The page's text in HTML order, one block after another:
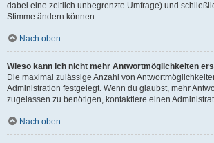
dabei eine zeitlich unbegrenzte Umfrage) und
Stimme ändern können.
Nach oben
Wieso kann ich nicht mehr Antwortmöglichkeiten
Die maximal zulässige Anzahl von
Administration festgelegt. Wenn du glaubst, mehr
zugelassen zu benötigen, kontaktiere einen
Nach oben